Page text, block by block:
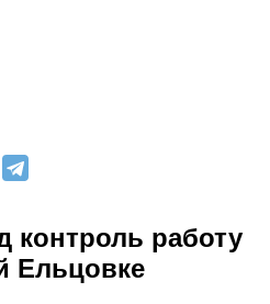
контроль работу
Ельцовке